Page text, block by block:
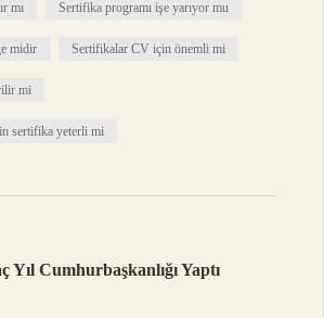
mı Sertifika programı işe yarıyor mu
midir Sertifikalar CV için önemli mi
mi
sertifika yeterli mi
Yıl Cumhurbaşkanlığı Yaptı